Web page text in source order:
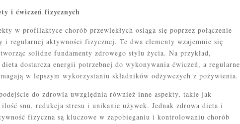
i ćwiczeń fizycznych
w profilaktyce chorób przewlekłych osiąga się poprzez połączenie
i regularnej aktywności fizycznej. Te dwa elementy wzajemnie się
solidne fundamenty zdrowego stylu życia. Na przykład,
dostarcza energii potrzebnej do wykonywania ćwiczeń, a regularne
w lepszym wykorzystaniu składników odżywczych z pożywienia.
do zdrowia uwzględnia również inne aspekty, takie jak
snu, redukcja stresu i unikanie używek. Jednak zdrowa dieta i
fizyczna są kluczowe w zapobieganiu i kontrolowaniu chorób